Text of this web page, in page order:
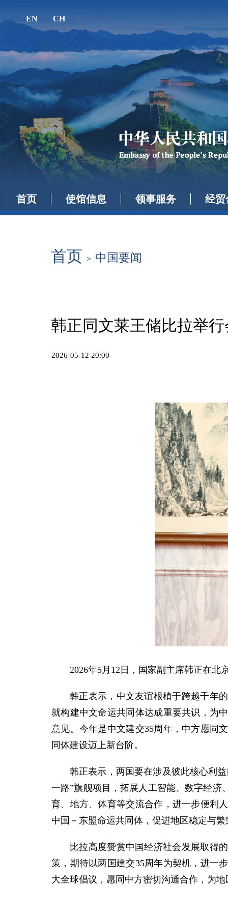
EN CH
首页 使馆信息 领事服务 经贸
首页 > 中国要闻
韩正同文莱王储比拉举
2026-05-12 20:00
2026年5月12日，国家副主席韩正在北
韩正表示，中文友谊根植于跨越千年
就构建中文命运共同体达成重要共识，为
意见。今年是中文建交35周年，中方愿同
同体建设迈上新台阶。
韩正表示，两国要在涉及彼此核心利
一路”旗舰项目，拓展人工智能、数字经济
育、地方、体育等交流合作，进一步便利
中国－东盟命运共同体，促进地区稳定与繁
比拉高度赞赏中国经济社会发展取得
策，期待以两国建交35周年为契机，进一
大全球倡议，愿同中方密切沟通合作，为